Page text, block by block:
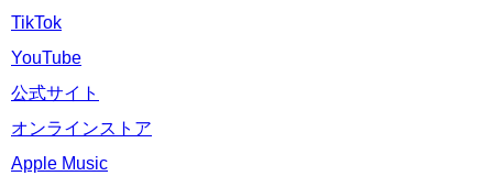
TikTok
YouTube
公式サイト
オンラインストア
Apple Music